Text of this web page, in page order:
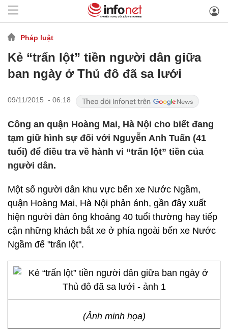
Pháp luật
Kẻ “trấn lột” tiền người dân giữa
ban ngày ở Thủ đô đã sa lưới
09/11/2015 - 06:18
Công an quận Hoàng Mai, Hà Nội cho biết đang
tạm giữ hình sự đối với Nguyễn Anh Tuấn (41
tuổi) để điều tra về hành vi “trấn lột” tiền của
người dân.
Một số người dân khu vực bến xe Nước Ngầm,
quận Hoàng Mai, Hà Nội phản ánh, gần đây xuất
hiện người đàn ông khoảng 40 tuổi thường hay tiếp
cận những khách bắt xe ở phía ngoài bến xe Nước
Ngầm để "trấn lột".
(Ảnh minh họa)